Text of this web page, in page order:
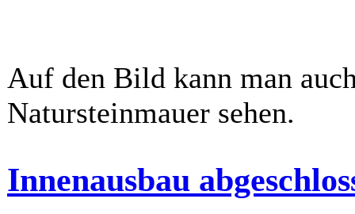
Auf den Bild kann man
Natursteinmauer sehen.
Innenausbau